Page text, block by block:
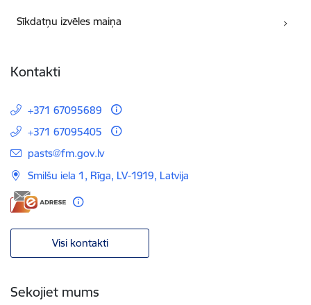
Sīkdatņu izvēles maiņa
Kontakti
+371 67095689
+371 67095405
E-pasts:
pasts@fm.gov.lv
Smilšu iela 1, Rīga, LV-1919, Latvija
Visi kontakti
Sekojiet mums